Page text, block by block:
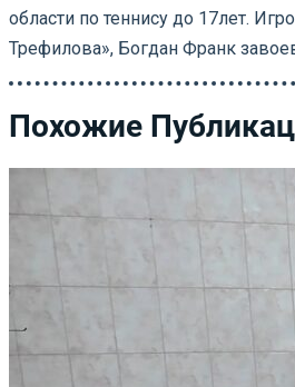
области по теннису до 17лет.
Трефилова», Богдан Франк
Похожие